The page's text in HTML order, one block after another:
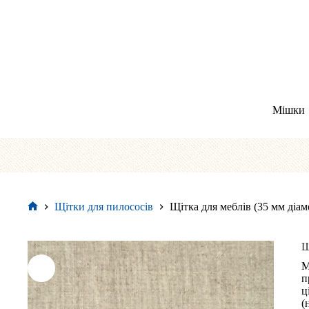
Мішки
Щітки для пилососів Щітка для меблів (35 мм